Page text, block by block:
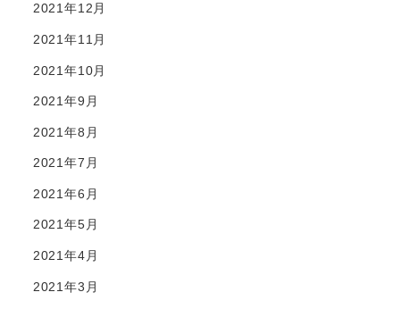
2021年12月
2021年11月
2021年10月
2021年9月
2021年8月
2021年7月
2021年6月
2021年5月
2021年4月
2021年3月